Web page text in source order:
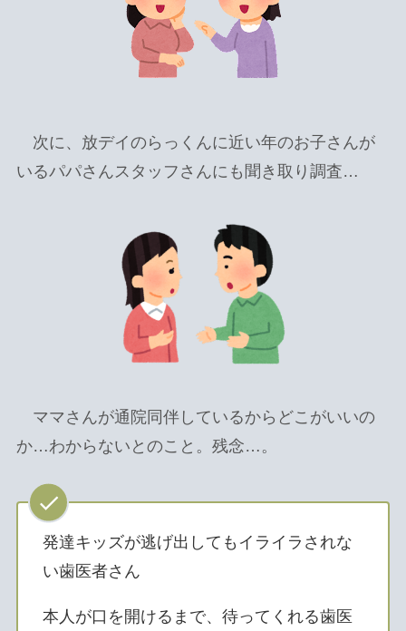
次に、放デイのらっくんに近い年のお子さんが
いるパパさんスタッフさんにも聞き取り調査…
ママさんが通院同伴しているからどこがいいの
か…わからないとのこと。残念…。
発達キッズが逃げ出してもイライラされな
い歯医者さん
本人が口を開けるまで、待ってくれる歯医